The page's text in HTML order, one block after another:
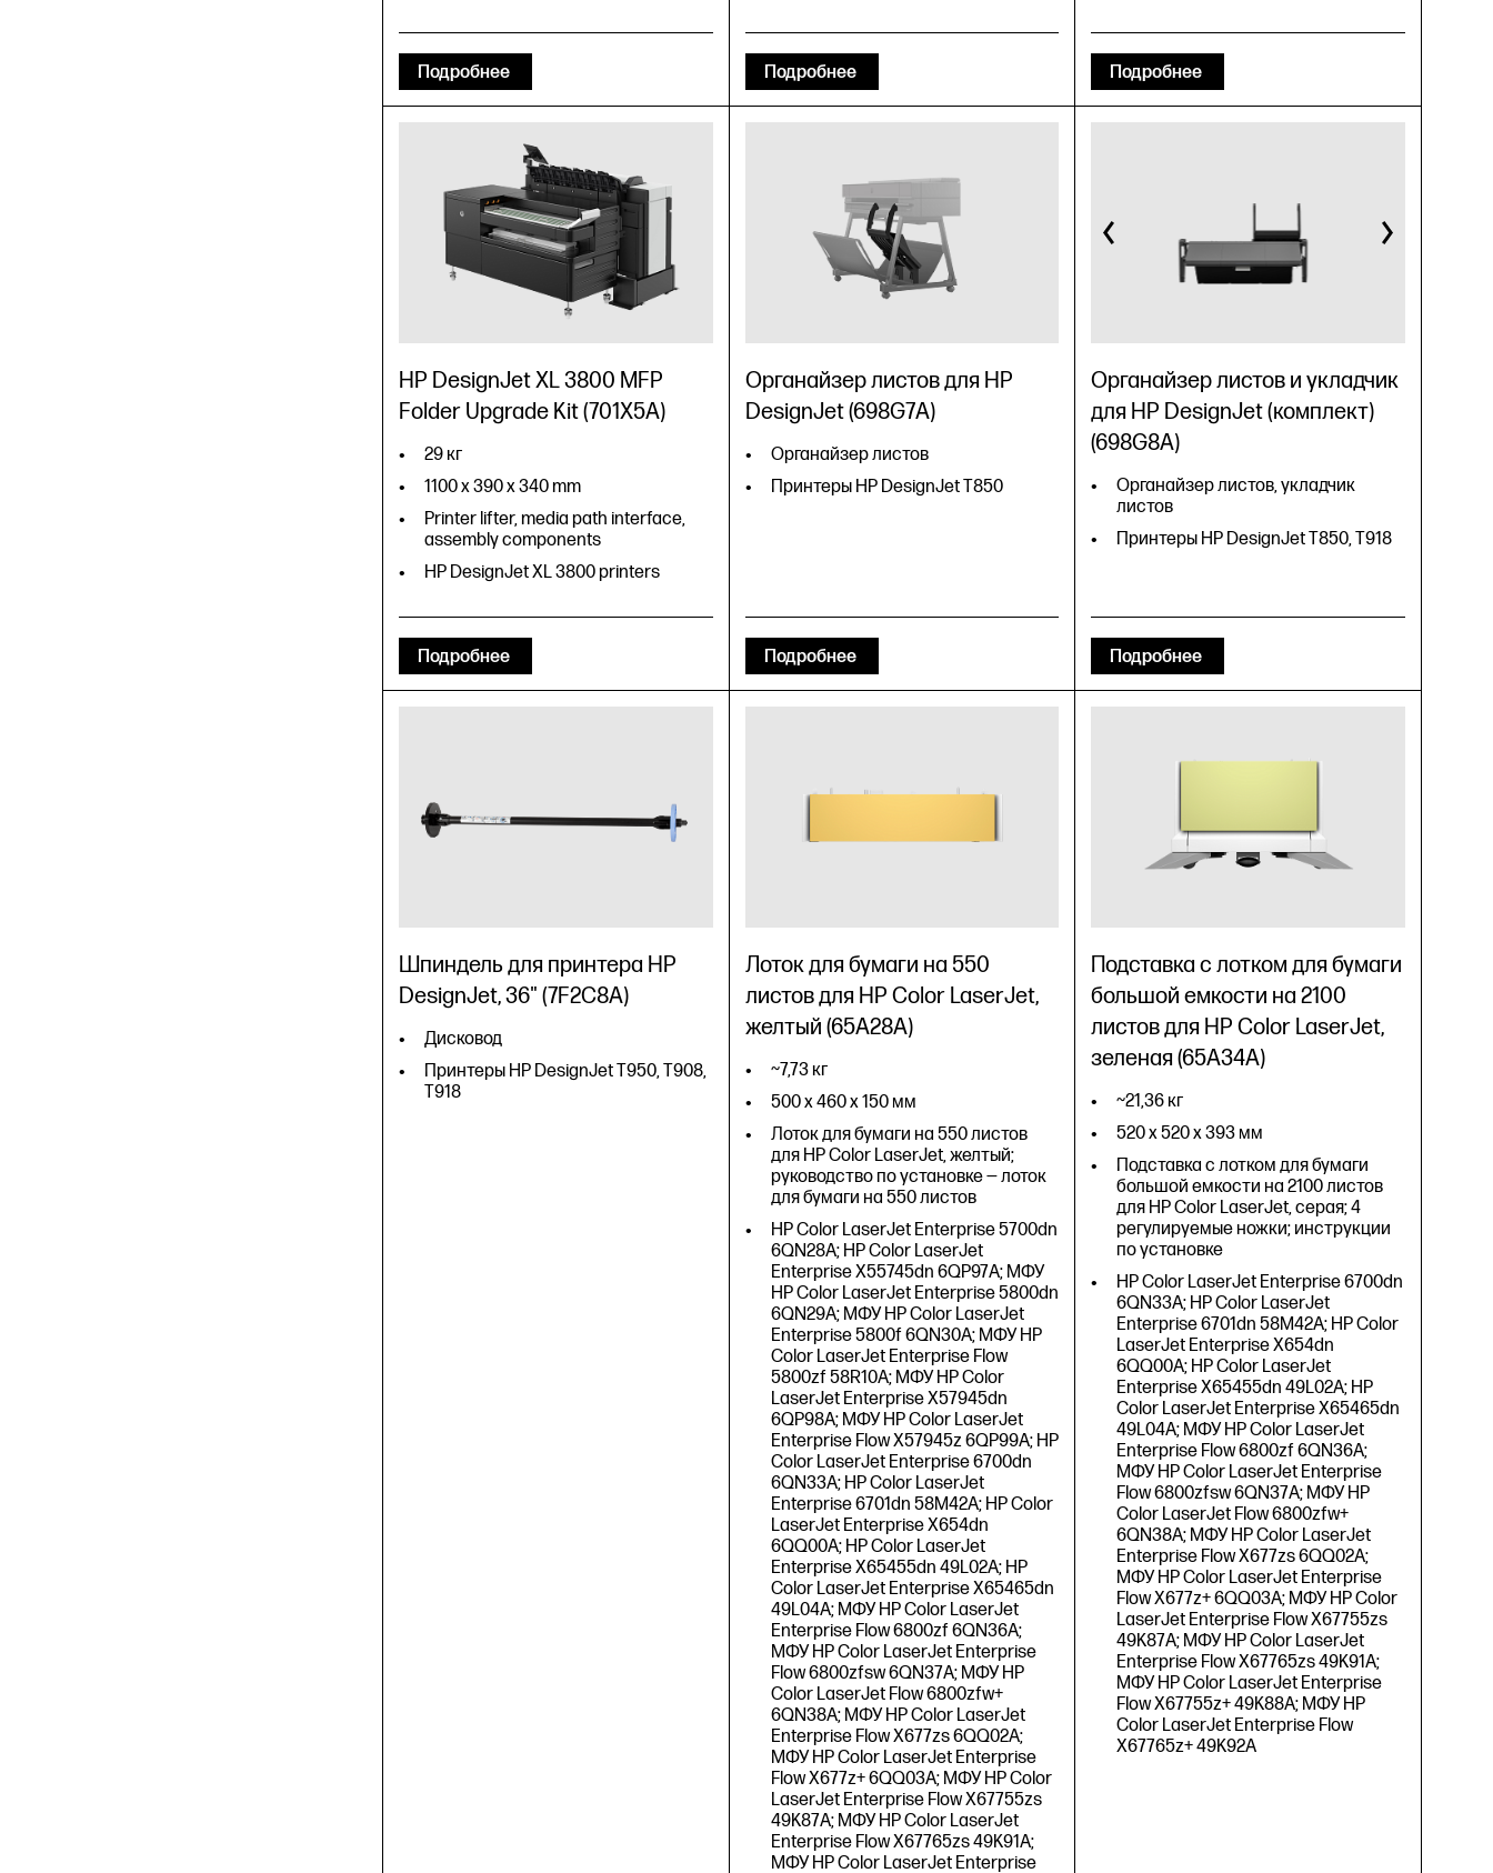
Подробнее Подробнее Подробнее
HP DesignJet XL 3800 MFP
Folder Upgrade Kit (701X5A)
29 кг
1100 x 390 x 340 mm
Printer lifter, media path interface,
assembly components
HP DesignJet XL 3800 printers
Подробнее
Органайзер листов для HP
DesignJet (698G7A)
Органайзер листов
Принтеры HP DesignJet T850
Подробнее
Органайзер листов и укладчик
для HP DesignJet (комплект)
(698G8A)
Органайзер листов, укладчик
листов
Принтеры HP DesignJet T850, T918
Подробнее
Шпиндель для принтера HP
DesignJet, 36" (7F2C8A)
Дисковод
Принтеры HP DesignJet T950, T908,
T918
Лоток для бумаги на 550
листов для HP Color LaserJet,
желтый (65A28A)
~7,73 кг
500 x 460 x 150 мм
Лоток для бумаги на 550 листов
для HP Color LaserJet, желтый;
руководство по установке — лоток
для бумаги на 550 листов
HP Color LaserJet Enterprise 5700dn
6QN28A; HP Color LaserJet
Enterprise X55745dn 6QP97A; МФУ
HP Color LaserJet Enterprise 5800dn
6QN29A; МФУ HP Color LaserJet
Enterprise 5800f 6QN30A; МФУ HP
Color LaserJet Enterprise Flow
5800zf 58R10A; МФУ HP Color
LaserJet Enterprise X57945dn
6QP98A; МФУ HP Color LaserJet
Enterprise Flow X57945z 6QP99A; HP
Color LaserJet Enterprise 6700dn
6QN33A; HP Color LaserJet
Enterprise 6701dn 58M42A; HP Color
LaserJet Enterprise X654dn
6QQ00A; HP Color LaserJet
Enterprise X65455dn 49L02A; HP
Color LaserJet Enterprise X65465dn
49L04A; МФУ HP Color LaserJet
Enterprise Flow 6800zf 6QN36A;
МФУ HP Color LaserJet Enterprise
Flow 6800zfsw 6QN37A; МФУ HP
Color LaserJet Flow 6800zfw+
6QN38A; МФУ HP Color LaserJet
Enterprise Flow X677zs 6QQ02A;
МФУ HP Color LaserJet Enterprise
Flow X677z+ 6QQ03A; МФУ HP Color
LaserJet Enterprise Flow X67755zs
49K87A; МФУ HP Color LaserJet
Enterprise Flow X67765zs 49K91A;
МФУ HP Color LaserJet Enterprise
Подставка с лотком для бумаги
большой емкости на 2100
листов для HP Color LaserJet,
зеленая (65A34A)
~21,36 кг
520 x 520 x 393 мм
Подставка с лотком для бумаги
большой емкости на 2100 листов
для HP Color LaserJet, серая; 4
регулируемые ножки; инструкции
по установке
HP Color LaserJet Enterprise 6700dn
6QN33A; HP Color LaserJet
Enterprise 6701dn 58M42A; HP Color
LaserJet Enterprise X654dn
6QQ00A; HP Color LaserJet
Enterprise X65455dn 49L02A; HP
Color LaserJet Enterprise X65465dn
49L04A; МФУ HP Color LaserJet
Enterprise Flow 6800zf 6QN36A;
МФУ HP Color LaserJet Enterprise
Flow 6800zfsw 6QN37A; МФУ HP
Color LaserJet Flow 6800zfw+
6QN38A; МФУ HP Color LaserJet
Enterprise Flow X677zs 6QQ02A;
МФУ HP Color LaserJet Enterprise
Flow X677z+ 6QQ03A; МФУ HP Color
LaserJet Enterprise Flow X67755zs
49K87A; МФУ HP Color LaserJet
Enterprise Flow X67765zs 49K91A;
МФУ HP Color LaserJet Enterprise
Flow X67755z+ 49K88A; МФУ HP
Color LaserJet Enterprise Flow
X67765z+ 49K92A